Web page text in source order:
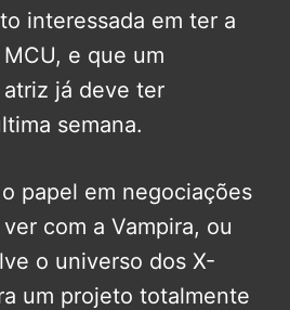
interessada em ter a
e que um
já deve ter
semana.
papel em negociações
com a Vampira, ou
o universo dos X-
um projeto totalmente